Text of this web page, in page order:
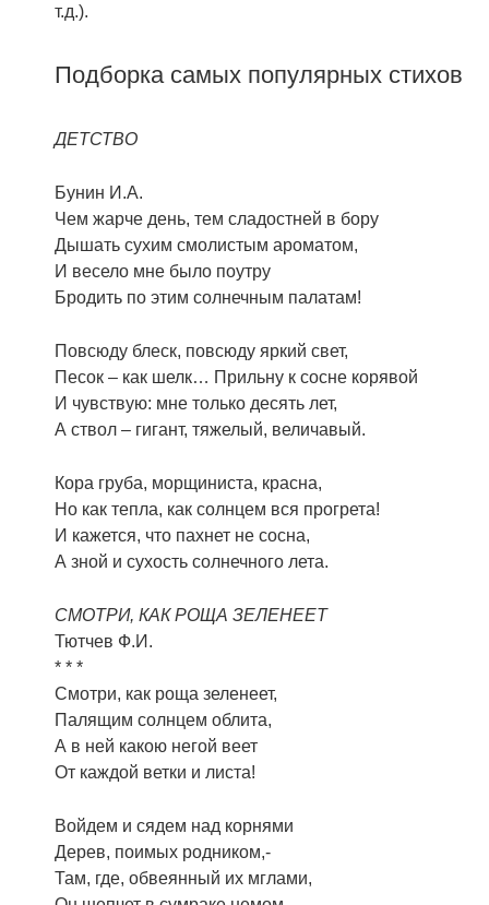
т.д.).
Подборка самых популярных стихов
ДЕТСТВО
Бунин И.А.
Чем жарче день, тем сладостней в бору
Дышать сухим смолистым ароматом,
И весело мне было поутру
Бродить по этим солнечным палатам!
Повсюду блеск, повсюду яркий свет,
Песок – как шелк… Прильну к сосне корявой
И чувствую: мне только десять лет,
А ствол – гигант, тяжелый, величавый.
Кора груба, морщиниста, красна,
Но как тепла, как солнцем вся прогрета!
И кажется, что пахнет не сосна,
А зной и сухость солнечного лета.
СМОТРИ, КАК РОЩА ЗЕЛЕНЕЕТ
Тютчев Ф.И.
* * *
Смотри, как роща зеленеет,
Палящим солнцем облита,
А в ней какою негой веет
От каждой ветки и листа!
Войдем и сядем над корнями
Дерев, поимых родником,-
Там, где, обвеянный их мглами,